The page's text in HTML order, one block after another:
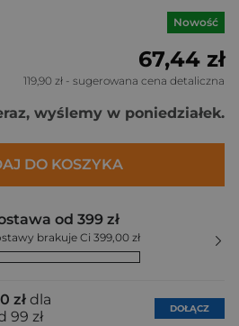
Nowość
67,44 zł
119,90 zł - sugerowana cena detaliczna
wyślemy w poniedziałek.
DO KOSZYKA
od 399 zł
brakuje Ci 399,00 zł
zł dla
99 zł
DOŁĄCZ